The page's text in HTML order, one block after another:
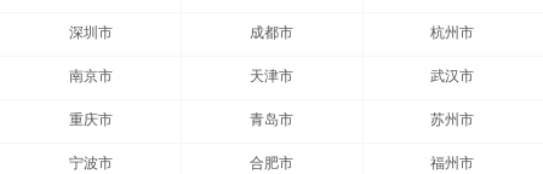
深圳市 成都市 杭州市
南京市 天津市 武汉市
重庆市 青岛市 苏州市
宁波市 合肥市 福州市